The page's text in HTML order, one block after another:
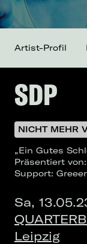
SDP
NICHT MEHR
„Ein Gutes
Präsentiert
Support:
Sa,
Leipzig
Artist-Profil